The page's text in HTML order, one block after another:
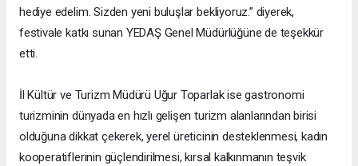
hediye edelim. Sizden yeni buluşlar bekliyoruz.” diyerek,
festivale katkı sunan YEDAŞ Genel Müdürlüğüne de teşekkür
etti.
İl Kültür ve Turizm Müdürü Uğur Toparlak ise gastronomi
turizminin dünyada en hızlı gelişen turizm alanlarından birisi
olduğuna dikkat çekerek, yerel üreticinin desteklenmesi, kadın
kooperatiflerinin güçlendirilmesi, kırsal kalkınmanın teşvik